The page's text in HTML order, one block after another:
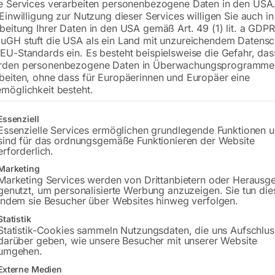
Versandkosten Standard (Österreich):€
Bitte beachten Sie: Die Versandkosten
In den
Sie haben
Anfrageformular
Services verarbeiten personenbezogene Daten in den
zur Nutzung dieser Services willigen Sie auch
Ihrer Daten in den USA gemäß Art. 49 (1) lit. a
stuft die USA als ein Land mit unzureichendem
Standards ein. Es besteht beispielsweise die Gefahr,
personenbezogene Daten in
ohne dass für Europäerinnen und Europäer eine
besteht.
eine Liste der Service-Gruppen, für die eine Einwilligung erteilt
Services ermöglichen grundlegende Funktionen
für das ordnungsgemäße Funktionieren der Website
Services werden von Drittanbietern oder
um personalisierte Werbung anzuzeigen. Sie tun
sie Besucher über Websites hinweg verfolgen.
Cookies sammeln Nutzungsdaten, die uns
geben, wie unsere Besucher mit unserer Website
Medien